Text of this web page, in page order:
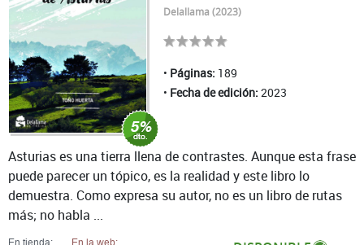
Delallama (2023)
Páginas: 189
Fecha de edición: 2023
En tienda:
En la web:
Asturias es una tierra llena de contrastes. Aunque esta frase
puede parecer un tópico, es la realidad y este libro lo
demuestra. Como expresa su autor, no es un libro de rutas
más; no habla ...